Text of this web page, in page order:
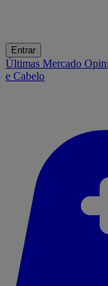
Entrar
Últimas Mercado
e Cabelo